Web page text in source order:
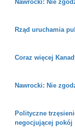
Nawrocki: Nie
Rząd uruchamia
Coraz więcej
Nawrocki: Nie
Polityczne
negocjującej pokój